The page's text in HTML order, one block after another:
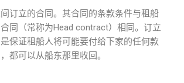
订立的合同。其合同的条款条件与租船
同（常称为Head contract）相同。订立
保证租船人将可能要付给下家的任何款
都可以从船东那里收回。